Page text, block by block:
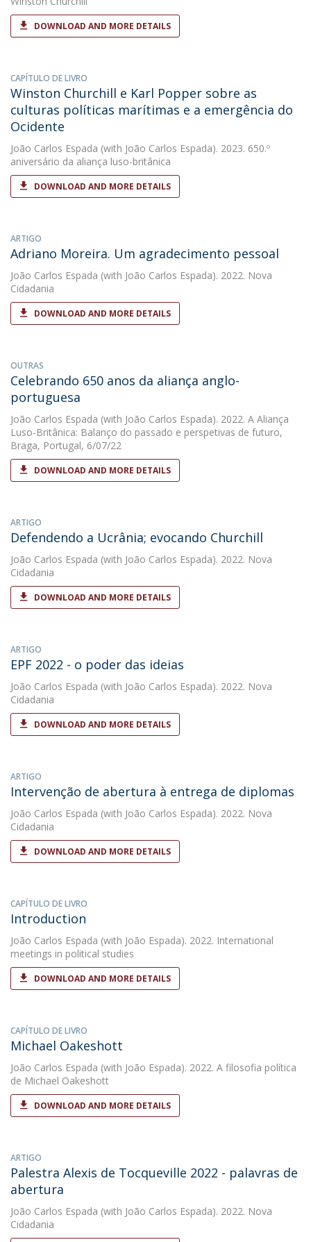
DOWNLOAD AND MORE DETAILS
CAPÍTULO DE LIVRO
Winston Churchill e Karl Popper sobre as
culturas políticas marítimas e a emergência do
Ocidente
João Carlos Espada (with João Carlos Espada). 2023. 650.º
aniversário da aliança luso-britânica
DOWNLOAD AND MORE DETAILS
ARTIGO
Adriano Moreira. Um agradecimento pessoal
João Carlos Espada (with João Carlos Espada). 2022. Nova
Cidadania
DOWNLOAD AND MORE DETAILS
OUTRAS
Celebrando 650 anos da aliança anglo-
portuguesa
João Carlos Espada (with João Carlos Espada). 2022. A Aliança
Luso-Britânica: Balanço do passado e perspetivas de futuro,
Braga, Portugal, 6/07/22
DOWNLOAD AND MORE DETAILS
ARTIGO
Defendendo a Ucrânia; evocando Churchill
João Carlos Espada (with João Carlos Espada). 2022. Nova
Cidadania
DOWNLOAD AND MORE DETAILS
ARTIGO
EPF 2022 - o poder das ideias
João Carlos Espada (with João Carlos Espada). 2022. Nova
Cidadania
DOWNLOAD AND MORE DETAILS
ARTIGO
Intervenção de abertura à entrega de diplomas
João Carlos Espada (with João Carlos Espada). 2022. Nova
Cidadania
DOWNLOAD AND MORE DETAILS
CAPÍTULO DE LIVRO
Introduction
João Carlos Espada (with João Espada). 2022. International
meetings in political studies
DOWNLOAD AND MORE DETAILS
CAPÍTULO DE LIVRO
Michael Oakeshott
João Carlos Espada (with João Espada). 2022. A filosofia política
de Michael Oakeshott
DOWNLOAD AND MORE DETAILS
ARTIGO
Palestra Alexis de Tocqueville 2022 - palavras de
abertura
João Carlos Espada (with João Carlos Espada). 2022. Nova
Cidadania